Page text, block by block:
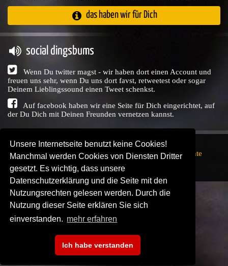
Unsere Internetseite benutzt keine Cookies!
Manchmal werden Cookies von Diensten Dritter
gesetzt. Es wichtig, dass unsere
Datenschutzerklärung und die Seite mit den
Nutzungsrechten gelesen werden. Durch die
Nutzung dieser Seite erklären Sie sich
einverstanden. mehr erfahren
Ich habe verstanden
das haben wir für Dich
social dingsbums
Wenn Du twitter magst - wir haben dort einen Account und
freuen uns sehr, wenn Du uns dort favst, retweetest oder sogar
Deinem Lieblingssound einen Tweet schenkst.
Auf facebook haben wir eine Seite für Dich eingerichtet, auf
der Du Dich mit Deinen Freunden vernetzen kannst.
Copyright © Audio Union GbR, 1999 - 2026,Nutzungsrechte
SENDEPLATZ↗